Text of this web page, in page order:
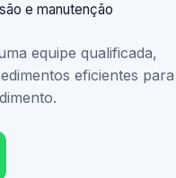
e manutenção
equipe qualificada,
eficientes para